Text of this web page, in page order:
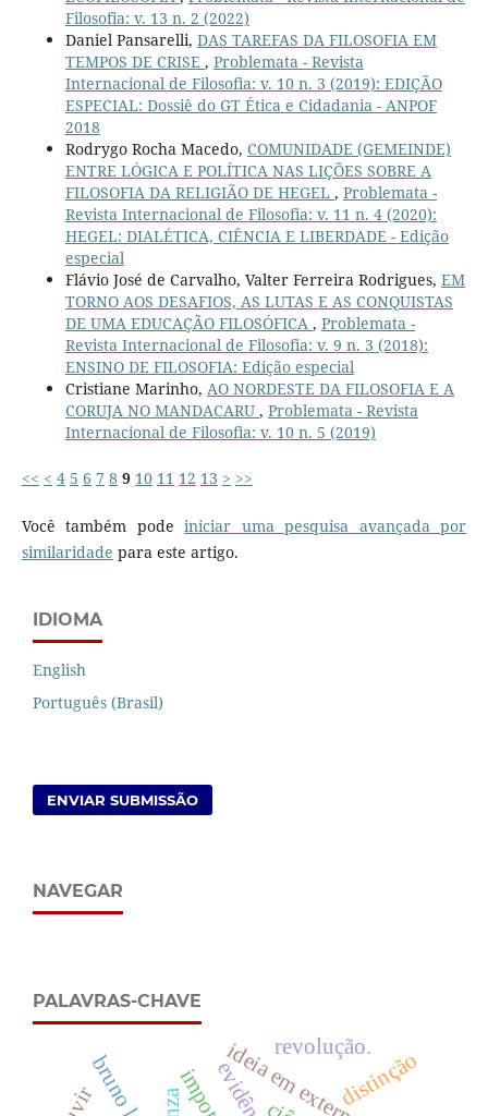
Filosofia: v. 13 n. 2 (2022)
Daniel Pansarelli, DAS TAREFAS DA FILOSOFIA EM
TEMPOS DE CRISE , Problemata - Revista
Internacional de Filosofia: v. 10 n. 3 (2019): EDIÇÃO
ESPECIAL: Dossiê do GT Ética e Cidadania - ANPOF
2018
Rodrygo Rocha Macedo, COMUNIDADE (GEMEINDE)
ENTRE LÓGICA E POLÍTICA NAS LIÇÕES SOBRE A
FILOSOFIA DA RELIGIÃO DE HEGEL , Problemata -
Revista Internacional de Filosofia: v. 11 n. 4 (2020):
HEGEL: DIALÉTICA, CIÊNCIA E LIBERDADE - Edição
especial
Flávio José de Carvalho, Valter Ferreira Rodrigues, EM
TORNO AOS DESAFIOS, AS LUTAS E AS CONQUISTAS
DE UMA EDUCAÇÃO FILOSÓFICA , Problemata -
Revista Internacional de Filosofia: v. 9 n. 3 (2018):
ENSINO DE FILOSOFIA: Edição especial
Cristiane Marinho, AO NORDESTE DA FILOSOFIA E A
CORUJA NO MANDACARU , Problemata - Revista
Internacional de Filosofia: v. 10 n. 5 (2019)
<< < 4 5 6 7 8 9 10 11 12 13 > >>
Você também podeiniciar uma pesquisa avançada por
similaridade para este artigo.
IDIOMA
English
Português (Brasil)
ENVIAR SUBMISSÃO
NAVEGAR
PALAVRAS-CHAVE
distinção
revolução.